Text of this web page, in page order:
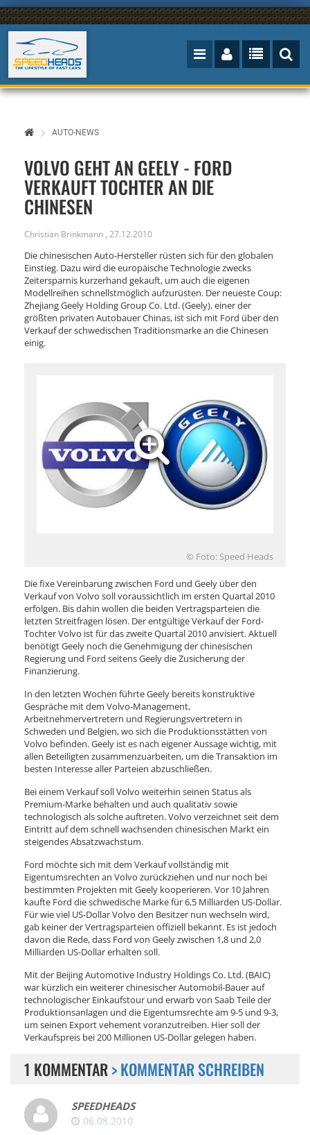
AUTO-NEWS
VOLVO GEHT AN GEELY - FORD
VERKAUFT TOCHTER AN DIE
CHINESEN
Christian Brinkmann , 27.12.2010
Die chinesischen Auto-Hersteller rüsten sich für den globalen
Einstieg. Dazu wird die europäische Technologie zwecks
Zeitersparnis kurzerhand gekauft, um auch die eigenen
Modellreihen schnellstmöglich aufzurüsten. Der neueste Coup:
Zhejiang Geely Holding Group Co. Ltd. (Geely), einer der
größten privaten Autobauer Chinas, ist sich mit Ford über den
Verkauf der schwedischen Traditionsmarke an die Chinesen
einig.
© Foto: Speed Heads
Die fixe Vereinbarung zwischen Ford und Geely über den
Verkauf von Volvo soll voraussichtlich im ersten Quartal 2010
erfolgen. Bis dahin wollen die beiden Vertragsparteien die
letzten Streitfragen lösen. Der entgültige Verkauf der Ford-
Tochter Volvo ist für das zweite Quartal 2010 anvisiert. Aktuell
benötigt Geely noch die Genehmigung der chinesischen
Regierung und Ford seitens Geely die Zusicherung der
Finanzierung.
In den letzten Wochen führte Geely bereits konstruktive
Gespräche mit dem Volvo-Management,
Arbeitnehmervertretern und Regierungsvertretern in
Schweden und Belgien, wo sich die Produktionsstätten von
Volvo befinden. Geely ist es nach eigener Aussage wichtig, mit
allen Beteiligten zusammenzuarbeiten, um die Transaktion im
besten Interesse aller Parteien abzuschließen.
Bei einem Verkauf soll Volvo weiterhin seinen Status als
Premium-Marke behalten und auch qualitativ sowie
technologisch als solche auftreten. Volvo verzeichnet seit dem
Eintritt auf dem schnell wachsenden chinesischen Markt ein
steigendes Absatzwachstum.
Ford möchte sich mit dem Verkauf vollständig mit
Eigentumsrechten an Volvo zurückziehen und nur noch bei
bestimmten Projekten mit Geely kooperieren. Vor 10 Jahren
kaufte Ford die schwedische Marke für 6,5 Milliarden US-Dollar.
Für wie viel US-Dollar Volvo den Besitzer nun wechseln wird,
gab keiner der Vertragsparteien offiziell bekannt. Es ist jedoch
davon die Rede, dass Ford von Geely zwischen 1,8 und 2,0
Milliarden US-Dollar erhalten soll.
Mit der Beijing Automotive Industry Holdings Co. Ltd. (BAIC)
war kürzlich ein weiterer chinesischer Automobil-Bauer auf
technologischer Einkaufstour und erwarb von Saab Teile der
Produktionsanlagen und die Eigentumsrechte am 9-5 und 9-3,
um seinen Export vehement voranzutreiben. Hier soll der
Verkaufspreis bei 200 Millionen US-Dollar gelegen haben.
1 KOMMENTAR> KOMMENTAR SCHREIBEN
SPEEDHEADS
06.08.2010